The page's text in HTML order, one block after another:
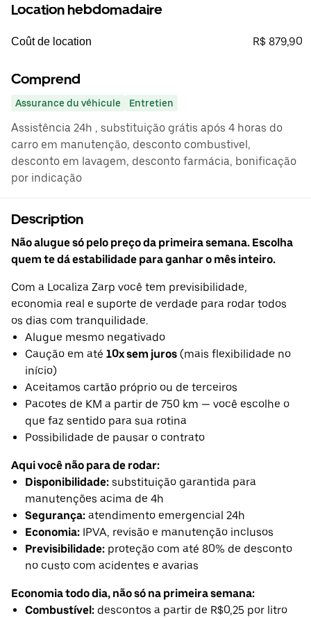
Location hebdomadaire
Coût de location R$ 879,90
Comprend
Assurance du véhicule Entretien
Assistência 24h , substituição grátis após 4 horas do
carro em manutenção, desconto combustivel,
desconto em lavagem, desconto farmácia, bonificação
por indicação
Description
Não alugue só pelo preço da primeira semana. Escolha
quem te dá estabilidade para ganhar o mês inteiro.
Com a Localiza Zarp você tem previsibilidade,
economia real e suporte de verdade para rodar todos
os dias com tranquilidade.
Alugue mesmo negativado
Caução em até 10x sem juros (mais flexibilidade no
início)
Aceitamos cartão próprio ou de terceiros
Pacotes de KM a partir de 750 km — você escolhe o
que faz sentido para sua rotina
Possibilidade de pausar o contrato
Aqui você não para de rodar:
Disponibilidade: substituição garantida para
manutenções acima de 4h
Segurança: atendimento emergencial 24h
Economia: IPVA, revisão e manutenção inclusos
Previsibilidade: proteção com até 80% de desconto
no custo com acidentes e avarias
Economia todo dia, não só na primeira semana:
Combustível: descontos a partir de R$0,25 por litro